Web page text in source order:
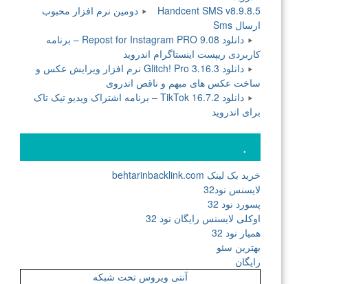
Handcent SMS v8.9.8.5 دومین نرم افزار محبوب
ارسال Sms
دانلود Repost for Instagram PRO 9.08 – برنامه
کاربردی ریپست اینستاگرام اندروید
دانلود Glitch! Pro 3.16.3 نرم افزار ویرایش عکس و
ساخت عکس های مبهم و ناقص اندروی
دانلود TikTok 16.7.2 – برنامه اشتراک ویدیو تیک تاک
برای اندروید
.
خرید بک لینک behtarinbacklink.com
لایسنس نود32
پسورد نود 32
اوکلی لایسنس رایگان نود 32
همیار نود 32
بهترین سئو
رایگان
آنتی ویروس تحت شبکه